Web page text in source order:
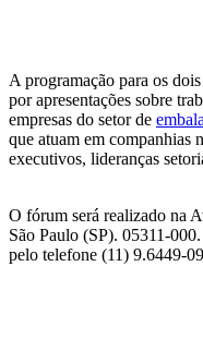
A programação para os
por apresentações sobre
empresas do setor de
que atuam em companhias
executivos, lideranças
O fórum será realizado na
São Paulo (SP). 05311-
pelo telefone (11) 9.6449-